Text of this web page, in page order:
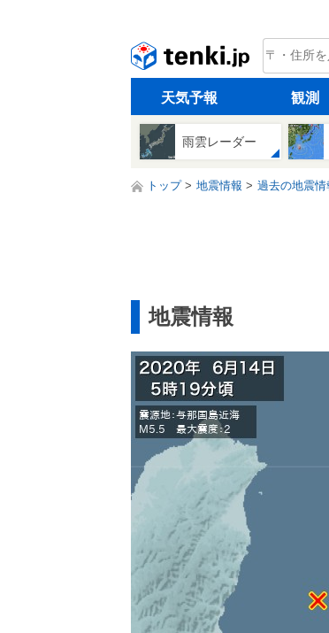
tenki.jp
天気予報 観測
雨雲レーダー
トップ 地震情報 過去の地震情
地震情報